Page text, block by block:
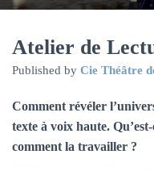
Atelier de
Published by Cie Théâtre
Comment révéler
texte à voix haute.
comment la travailler ?